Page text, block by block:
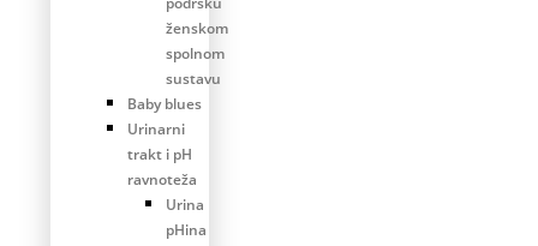
ženskom
spolnom
sustavu
Baby blues
Urinarni
trakt i pH
ravnoteža
Urina
pHina